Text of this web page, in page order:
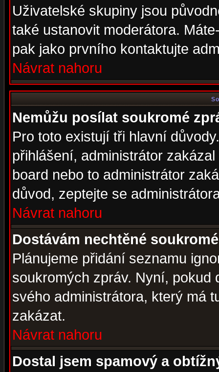
Uživatelské skupiny jsou
také ustanovit moderátora.
pak jako prvního kontaktujte
Návrat nahoru
Nemůžu posílat soukromé
Pro toto existují tři hlavní
přihlášení, administrátor
board nebo to administrátor
důvod, zeptejte se
Návrat nahoru
Dostávám nechtěné
Plánujeme přidání seznamu
soukromých zpráv. Nyní, pokud
svého administrátora, který má
zakázat.
Návrat nahoru
Dostal jsem spamový a